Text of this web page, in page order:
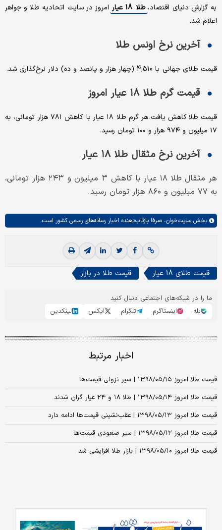
به گزارش دنیای اقتصاد، طلا 18 عیار
امروز در سایت اتحادیه طلا و جواهر
اعلام شد.
آخرین نرخ اونس طلا
قیمت طلای جهانی با 4,510 (چهار هزار و پانصد و ده) دلار نرخ‌گذاری شد.
قیمت گرم طلا ۱۸ عیار امروز
قیمت طلا کاهش یافت. هر گرم طلا ۱۸ عیار با کاهش ۷۸۱ هزار تومانی، به
۱۷ میلیون و ۹۷۴ هزار و ۱۰۰ تومان رسید.
آخرین نرخ مثقال طلا ۱۸ عیار
هر مثقال طلا ۱۸ عیار با کاهش ۳ میلیون و ۲۴۳ هزار تومانی،
به ۷۷ میلیون و ۸۶۰ هزار تومان رسید‌.
بخش سایت‌خوان، صرفا بازتاب‌دهنده اخبار رسانه‌های رسمی کشور است.
قیمت طلای 18 عیار قیمت طلا در بازار
ما را در شبکه‌های اجتماعی دنبال کنید
بله
اینستاگرم تلگرام ایکس لینکدین
اخبار مرتبط
قیمت طلا امروز ۱۳۹۸/۰۵/۱۵ | سیر نزولی قیمت‌ها
قیمت طلا امروز ۱۳۹۸/۰۵/۱۴ | طلا ۱۸ و ۲۴ عیار گران شدند
قیمت طلا امروز ۱۳۹۸/۰۵/۱۳ | عقب‌نشینی قیمت‌ها ادامه دارد
قیمت طلا امروز ۱۳۹۸/۰۵/۱۲ | سیر صعودی قیمت‌ها
قیمت طلا امروز ۱۳۹۸/۰۵/۱۰ | بازار طلا افزایشی شد